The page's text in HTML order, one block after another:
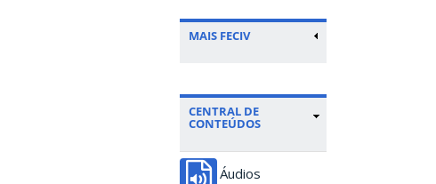
MAIS FECIV
CENTRAL DE
CONTEÚDOS
Áudios